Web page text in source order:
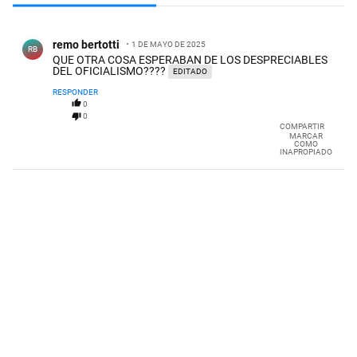
RB remo bertotti 1 DE MAYO DE 2025
QUE OTRA COSA ESPERABAN DE LOS DESPRECIABLES
DEL OFICIALISMO????
EDITADO
RESPONDER
0
0
COMPARTIR
MARCAR
COMO
INAPROPIADO